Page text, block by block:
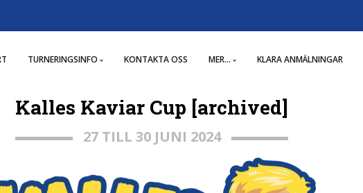
TURNERINGSINFO KONTAKTA OSS MER... KLARA ANMÄLNINGAR
Kalles Kaviar Cup [archived]
27 TILL 30 JUNI 2024